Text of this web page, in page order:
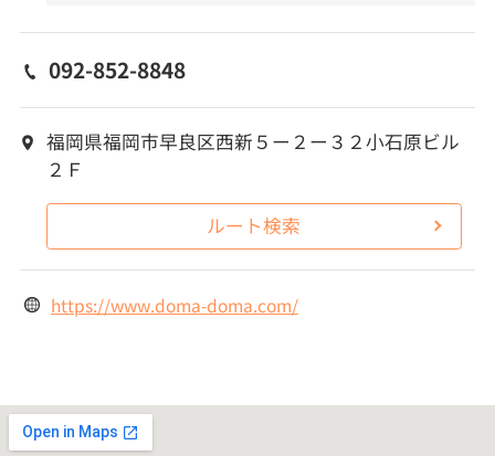
092-852-8848
福岡県福岡市早良区西新５ー２ー３２小石原ビル
２Ｆ
ルート検索
https://www.doma-doma.com/